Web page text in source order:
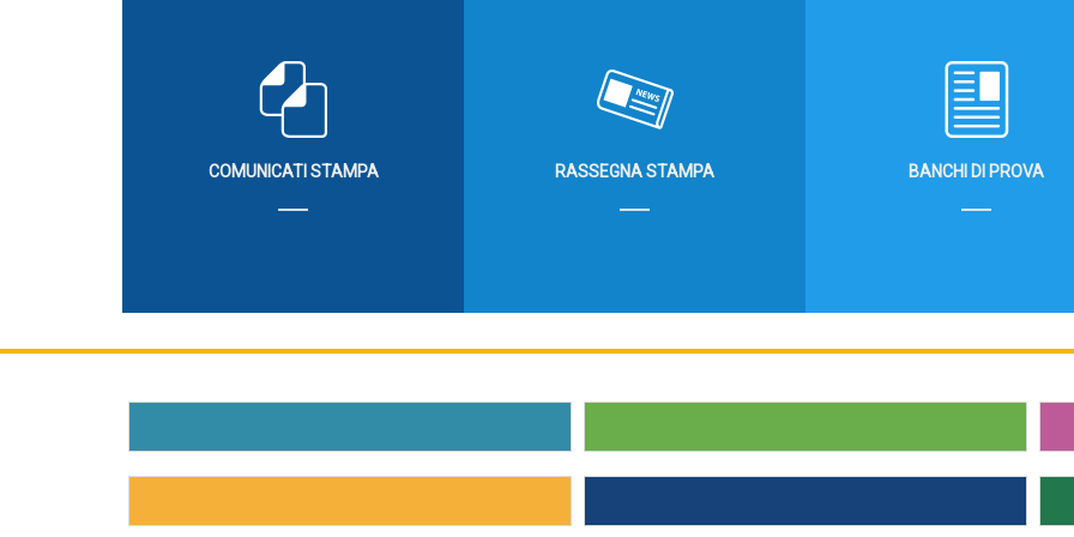
COMUNICATI STAMPA RASSEGNA STAMPA BANCHI DI PROVA